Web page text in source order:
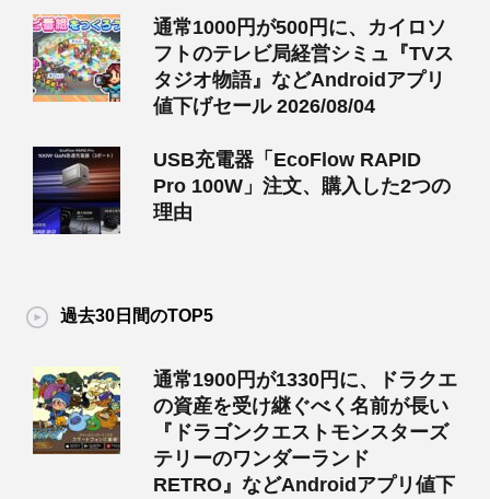
通常1000円が500円に、カイロソ
フトのテレビ局経営シミュ『TVス
タジオ物語』などAndroidアプリ
値下げセール 2026/08/04
USB充電器「EcoFlow RAPID
Pro 100W」注文、購入した2つの
理由
過去30日間のTOP5
通常1900円が1330円に、ドラクエ
の資産を受け継ぐべく名前が長い
『ドラゴンクエストモンスターズ
テリーのワンダーランド
RETRO』などAndroidアプリ値下